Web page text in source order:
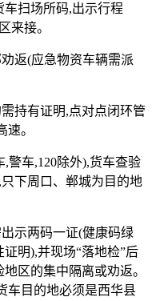
车扫场所码,出示行程
来接。
返(应急物资车辆需派
持有证明,点对点闭环管
。
警车,120除外),货车查验
下周口、郸城为目的地
示两码一证(健康码绿
明),并现场“落地检”后
区的集中隔离或劝返。
车目的地必须是西华县